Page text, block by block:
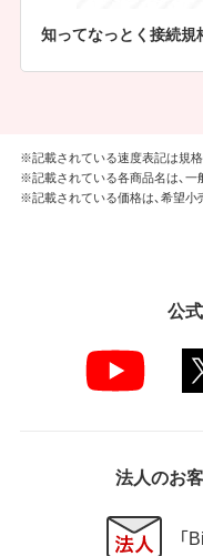
知ってなっとく接続規
※記載されている速度表記は規格
※記載されている各商品名は、一
※記載されている価格は、希望小
公
法人のお
「